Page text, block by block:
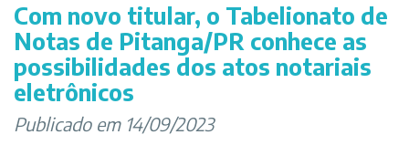
Com novo titular, o Tabelionato de
Notas de Pitanga/PR conhece as
possibilidades dos atos notariais
eletrônicos
Publicado em 14/09/2023